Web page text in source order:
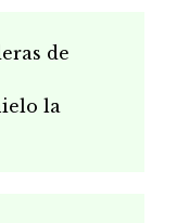
de
la